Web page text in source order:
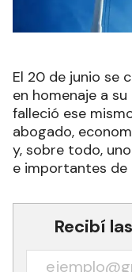
El 20 de junio se
en homenaje a
falleció ese
abogado,
y, sobre todo,
e importantes de
Recibí